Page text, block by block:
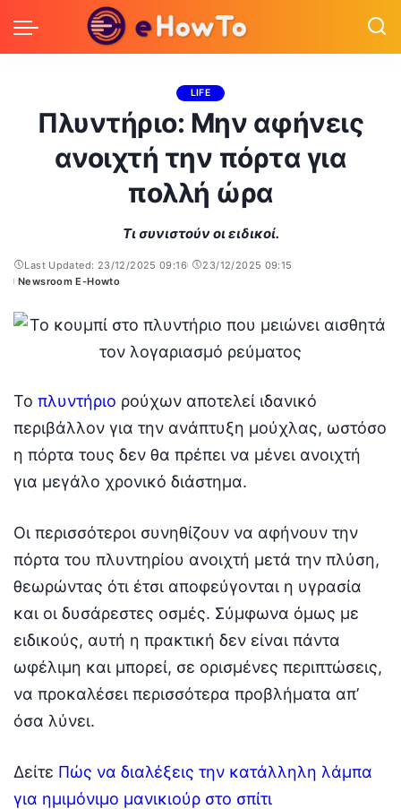
LIFE
Πλυντήριο: Μην αφήνεις
ανοιχτή την πόρτα για
πολλή ώρα
Τι συνιστούν οι ειδικοί.
Last Updated: 23/12/2025 09:16
23/12/2025 09:15
Posted
Newsroom E-Howto
Το πλυντήριο ρούχων αποτελεί ιδανικό
περιβάλλον για την ανάπτυξη μούχλας, ωστόσο
η πόρτα τους δεν θα πρέπει να μένει ανοιχτή
για μεγάλο χρονικό διάστημα.
Οι περισσότεροι συνηθίζουν να αφήνουν την
πόρτα του πλυντηρίου ανοιχτή μετά την πλύση,
θεωρώντας ότι έτσι αποφεύγονται η υγρασία
και οι δυσάρεστες οσμές. Σύμφωνα όμως με
ειδικούς, αυτή η πρακτική δεν είναι πάντα
ωφέλιμη και μπορεί, σε ορισμένες περιπτώσεις,
να προκαλέσει περισσότερα προβλήματα απ’
όσα λύνει.
Δείτε Πώς να διαλέξεις την κατάλληλη λάμπα
για ημιμόνιμο μανικιούρ στο σπίτι